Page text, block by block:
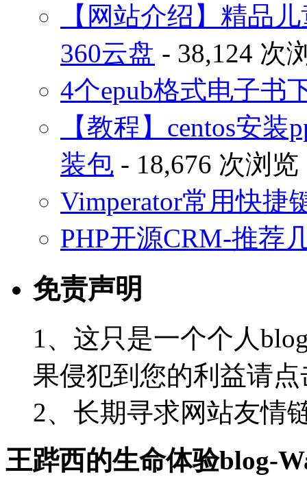
【网站介绍】精品
360云盘 - 38,124 次
4个epub格式电子书
【教程】centos安
装包 - 18,676 次浏览
Vimperator常用快捷
PHP开源CRM-推荐
免责声明
1、这只是一个个人
果侵犯到您的利益请
2、长期寻求网站友情
王跸西的生命体验blog-